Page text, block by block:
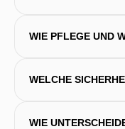
WIE PFLEGE UND
WELCHE
WIE